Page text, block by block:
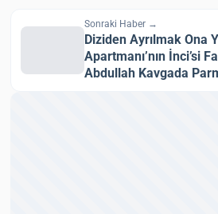
Sonraki Haber →
Diziden Ayrılmak Ona
Apartmanı’nın İnci’si
Abdullah Kavgada